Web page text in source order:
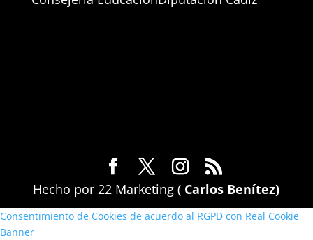
Hecho por 22 Marketing ( Carlos Benítez)
Consentimiento de Cookies de acuerdo al RGPD con Real Cookie
Banner